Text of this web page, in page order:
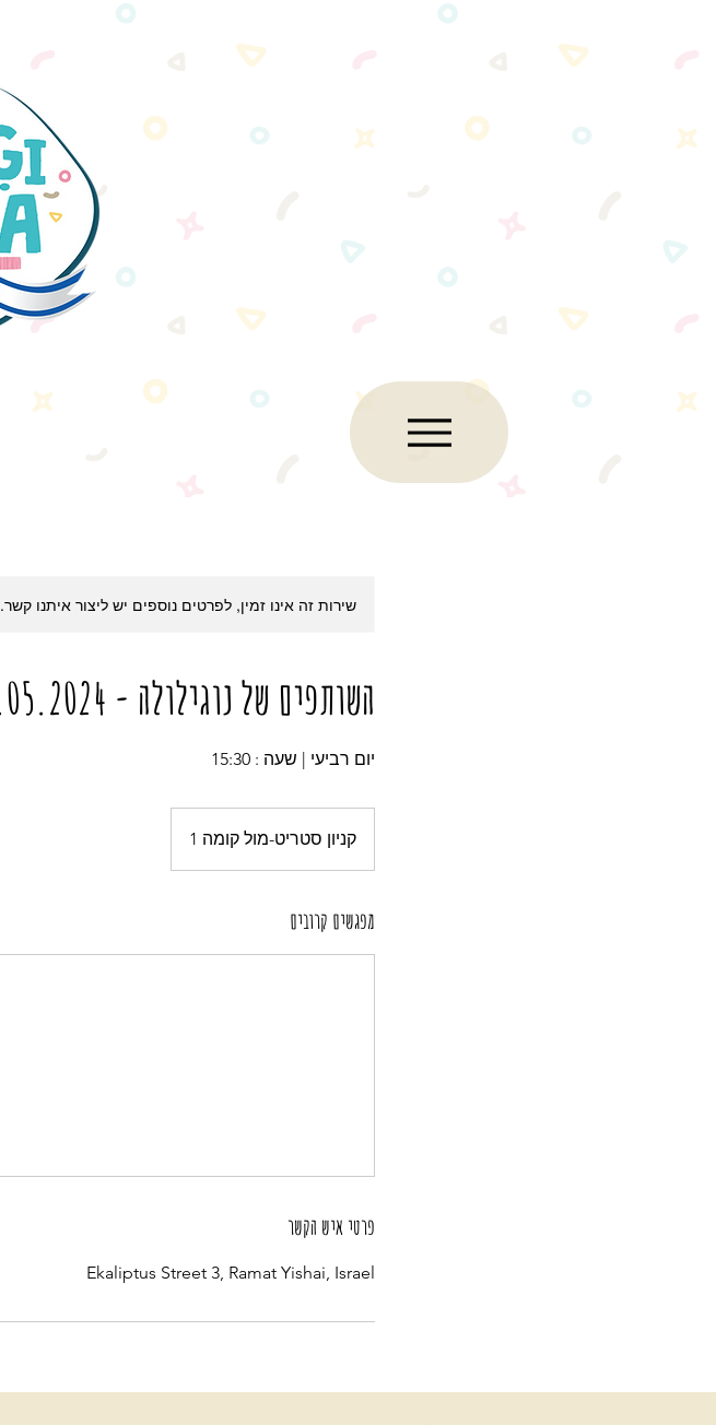
שירות זה אינו זמין, לפרטים נוספים יש ליצור איתנו קשר.
השותפים של נוגילולה - 01.05.2024
יום רביעי | שעה : 15:30
קניון סטריט-מול קומה 1
מפגשים קרובים
פרטי איש הקשר
Ekaliptus Street 3, Ramat Yishai, Israel